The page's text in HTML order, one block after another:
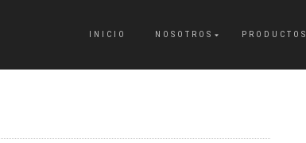
INICIO NOSOTROS PRODUCTOS